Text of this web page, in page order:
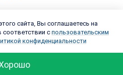
сайта, Вы соглашаетесь на
с пользовательским
конфиденциальности